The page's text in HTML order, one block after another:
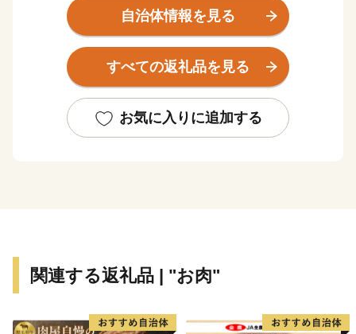
り」「棒踊り」など郷土芸能が今もなお各地区で受け継
がれています。車で宮崎空港から６０分、鹿児島空港か
ら７０分程度とアクセスしやすく、県内では住みやすい
まちとしても知られています。ふるさと納税を通じて三
自治体情報を見る
すべての返礼品を見る
お気に入りに追加する
関連する返礼品 | "お肉"